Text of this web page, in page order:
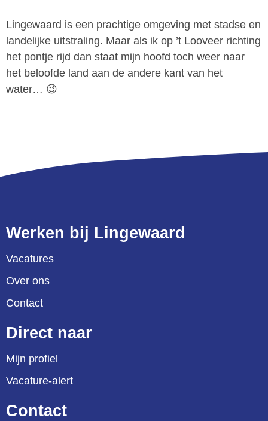
Lingewaard is een prachtige omgeving met stadse en
landelijke uitstraling. Maar als ik op ’t Looveer richting
het pontje rijd dan staat mijn hoofd toch weer naar
het beloofde land aan de andere kant van het
water… 😉
Werken bij Lingewaard
Vacatures
Over ons
Contact
Direct naar
Mijn profiel
Vacature-alert
Contact